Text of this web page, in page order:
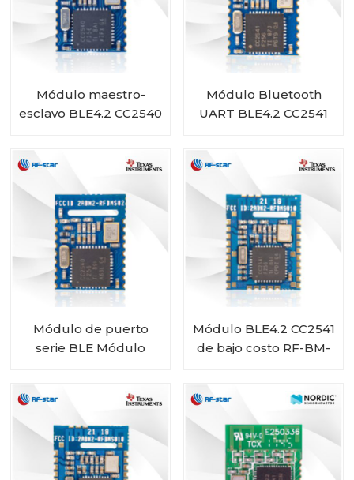
Módulo maestro-
esclavo BLE4.2 CC2540
Módulo Bluetooth
UART BLE4.2 CC2541
Módulo de puerto
serie BLE Módulo
Módulo BLE4.2 CC2541
de bajo costo RF-BM-